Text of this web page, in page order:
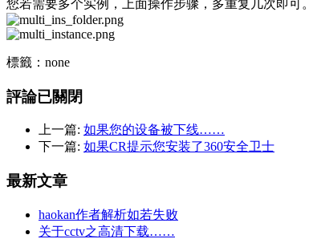
您若需要多个实例，上面操作步骤，多重复几次即可。
標籤：none
評論已關閉
上一篇: 如果您的设备被下线……
下一篇: 如果CR提示您安装了360安全卫士
最新文章
haokan作者解析如若失败
关于cctv之高清下载……